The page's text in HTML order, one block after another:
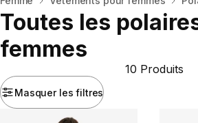
Toutes les
femmes
Masquer les filtres
10 Produits